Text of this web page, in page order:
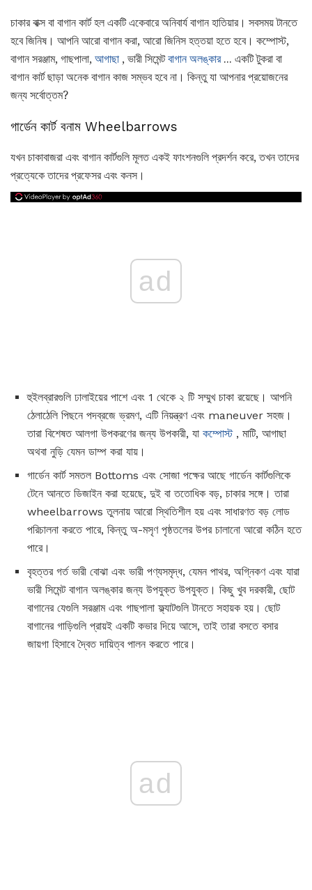
চাকার বাক্স বা বাগান কার্ট হল একটি একেবারে অনিবার্য বাগান হাতিয়ার। সবসময় টানতে
হবে জিনিষ। আপনি আরো বাগান করা, আরো জিনিস হত্তয়া হতে হবে। কম্পোস্ট,
বাগান সরঞ্জাম, গাছপালা, আগাছা , ভারী সিমেন্টবাগান অলঙ্কার... একটি টুকরা বা
বাগান কার্ট ছাড়া অনেক বাগান কাজ সম্ভব হবে না। কিন্তু যা আপনার প্রয়োজনের
জন্য সর্বোত্তম?
গার্ডেন কার্ট বনাম Wheelbarrows
যখন চাকাবাজরা এবং বাগান কার্টগুলি মূলত একই ফাংশনগুলি প্রদর্শন করে, তখন তাদের
প্রত্যেকে তাদের প্রফেসর এবং কনস।
ad
হুইলব্রারগুলি ঢালাইয়ের পাশে এবং 1 থেকে ২ টি সম্মুখ চাকা রয়েছে। আপনি
ঠেলাঠেলি পিছনে পদব্রজে ভ্রমণ, এটি নিয়ন্ত্রণ এবং maneuver সহজ।
তারা বিশেষত আলগা উপকরণের জন্য উপকারী, যা কম্পোস্ট, মাটি, আগাছা
অথবা নুড়ি যেমন ডাম্প করা যায়।
গার্ডেন কার্ট সমতল Bottoms এবং সোজা পক্ষের আছে গার্ডেন কার্টগুলিকে
টেনে আনতে ডিজাইন করা হয়েছে, দুই বা ততোধিক বড়, চাকার সঙ্গে। তারা
wheelbarrows তুলনায় আরো স্থিতিশীল হয় এবং সাধারণত বড় লোড
পরিচালনা করতে পারে, কিন্তু অ-মসৃণ পৃষ্ঠতলের উপর চালানো আরো কঠিন হতে
পারে।
বৃহত্তর গর্ত ভারী বোঝা এবং ভারী পণ্যসমৃদ্ধ, যেমন পাথর, অগ্নিকণ এবং যারা
ভারী সিমেন্ট বাগান অলঙ্কার জন্য উপযুক্ত উপযুক্ত। কিছু খুব দরকারী, ছোট
বাগানের যেগুলি সরঞ্জাম এবং গাছপালা ফ্ল্যাটগুলি টানতে সহায়ক হয়। ছোট
বাগানের গাড়িগুলি প্রায়ই একটি কভার দিয়ে আসে, তাই তারা বসতে বসার
জায়গা হিসাবে দ্বৈত দায়িত্ব পালন করতে পারে।
ad